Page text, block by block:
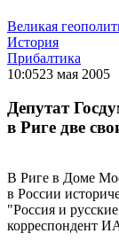
Великая
История
Прибалтика
10:0523 мая 2005
Депутат
в Риге две
В Риге в Доме
в России
"Россия и
корреспондент